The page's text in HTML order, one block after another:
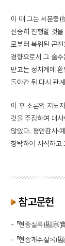
이 때 그는 서문중(
신중히 진행할 것
로부터 복위된 곤
경향으로서 그 술
받고는 정치계에
돌아간 뒤 다시 관
이 후 소론의 지도
것을 주장하여 대사
않았다. 평안감사·
칭탁하여 사직하고
참고문헌
- 『현종실록(顯宗
- 『현종개수실록(